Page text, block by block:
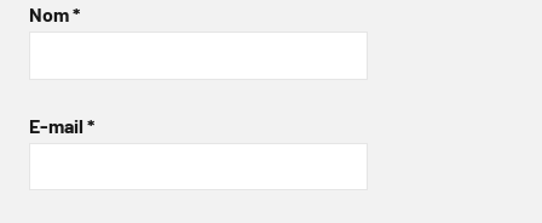
Nom*
E-mail *